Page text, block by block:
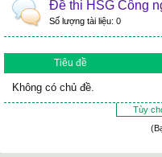
Đề thi HSG Công
Số lượng tài liệu: 0
Tiêu đề
Không có chủ đề.
Tùy